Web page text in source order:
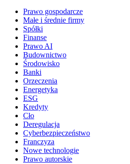
Prawo gospodarcze
Małe i średnie firmy
Spółki
Finanse
Prawo AI
Budownictwo
Środowisko
Banki
Orzeczenia
Energetyka
ESG
Kredyty
Cło
Deregulacja
Cyberbezpieczeństwo
Franczyza
Nowe technologie
Prawo autorskie